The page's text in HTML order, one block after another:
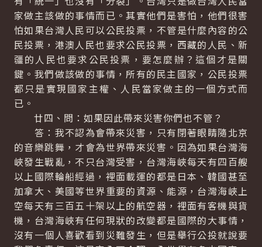
家做主該做的事情而已。其實他們是害怕，他們很害
怕如果台灣人民可以公民投票，不管是什麼內容的公
民投票，港澳人民也要求公民投票，西藏的人民、新
疆的人民也要求公民投票，要怎麼辦？這個才是關
鍵。我們做該做的事情，所有的民主國家，公民投票
都只是實現國家主權、人民當家做主的一個方式而
已。
廿四、問：如果因此帶來災害你們也不管？
答：我不認為會帶來災害，只有閉著眼睛隨北京
的音樂跳舞，才會為世界帶來災害。因為如果台灣海
峽發生戰亂，不只台灣受害，台灣海峽每天有四百艘
以上國際輪船經過，裡面載運的都是日本、韓國甚至
加拿大、美國等世界重要的資源、能源，台灣海峽上
空每天有三百五十架以上的航空器，裡面有客機與貨
機，台灣海峽有任何現狀的改變都是國際的大事情，
沒有一個人喜歡看到災難發生，但是舉行公投就說要